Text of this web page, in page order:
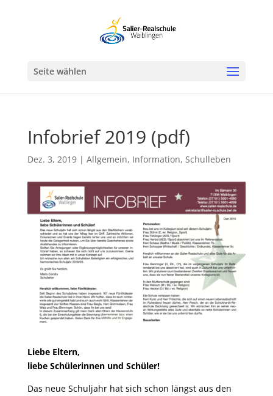
Seite wählen
Infobrief 2019 (pdf)
Dez. 3, 2019| Allgemein, Information, Schulleben
Liebe Eltern,
liebe Schülerinnen und Schüler!
Das neue Schuljahr hat sich schon längst aus den